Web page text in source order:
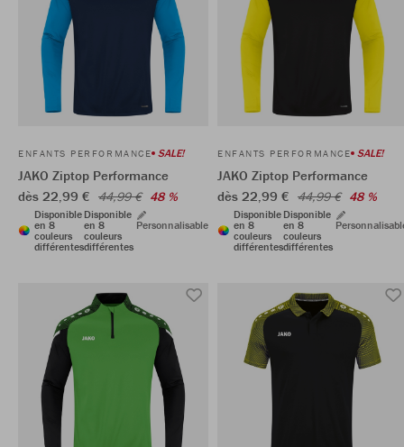
ENFANTS PERFORMANCE SALE!
JAKO Ziptop Performance
dès 22,99 € 44,99 € 48 %
Disponible
en 8
couleurs
différentes
Disponible
en 8
couleurs
différentes
Personnalisable
ENFANTS PERFORMANCE SALE!
JAKO Ziptop Performance
dès 22,99 € 44,99 € 48 %
Disponible
en 8
couleurs
différentes
Disponible
en 8
couleurs
différentes